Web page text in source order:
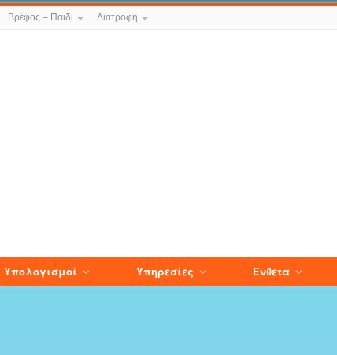
Βρέφος – Παιδί Διατροφή
Υπολογισμοί Υπηρεσίες Ενθετα